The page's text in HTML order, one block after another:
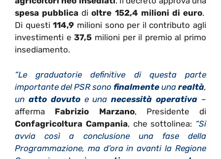
spesa pubblica dioltre 152,4 milioni di euro.
Di questi 114,9 milioni sono per il contributo agli
investimenti e37,5 milioni per il premio al primo
insediamento.
“Le graduatorie definitive di questa parte
importante del PSR sono finalmente una realtà,
un atto dovuto e unanecessità operativa –
afferma Fabrizio Marzano, Presidente di
Confagricoltura Campania, che sottolinea: “Si
avvia così a conclusione una fase della
Programmazione, ma d’ora in avanti la Regione